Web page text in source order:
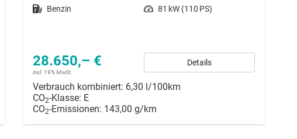
Kraftstoff Benzin Leistung 81 kW (110 PS)
28.650,– €
incl. 19% MwSt.
Details
Verbrauch kombiniert: 6,30 l/100km
CO2-Klasse: E
CO2-Emissionen: 143,00 g/km